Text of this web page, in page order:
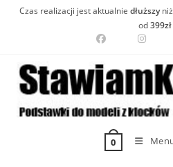
Czas realizacji jest aktualnie dłuższyniż
od399zł
0